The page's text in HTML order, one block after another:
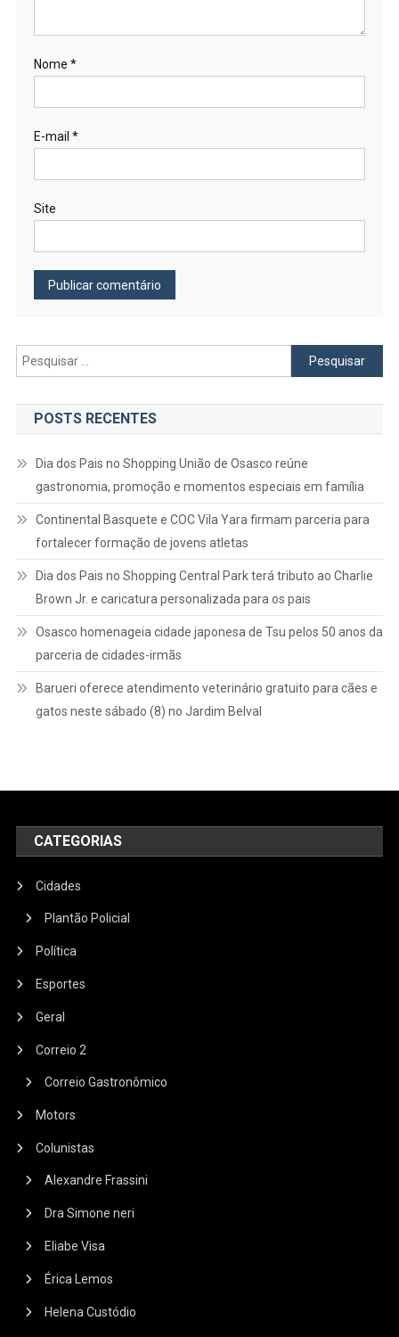
Nome *
E-mail *
Site
Pesquisar
por:
POSTS RECENTES
Dia dos Pais no Shopping União de Osasco reúne
gastronomia, promoção e momentos especiais em família
Continental Basquete e COC Vila Yara firmam parceria para
fortalecer formação de jovens atletas
Dia dos Pais no Shopping Central Park terá tributo ao Charlie
Brown Jr. e caricatura personalizada para os pais
Osasco homenageia cidade japonesa de Tsu pelos 50 anos da
parceria de cidades-irmãs
Barueri oferece atendimento veterinário gratuito para cães e
gatos neste sábado (8) no Jardim Belval
CATEGORIAS
Cidades
Plantão Policial
Política
Esportes
Geral
Correio 2
Correio Gastronômico
Motors
Colunistas
Alexandre Frassini
Dra Simone neri
Eliabe Visa
Érica Lemos
Helena Custódio